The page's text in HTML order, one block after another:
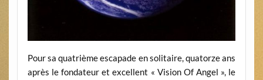
Pour sa quatrième escapade en solitaire, quatorze ans
après le fondateur et excellent « Vision Of Angel », le